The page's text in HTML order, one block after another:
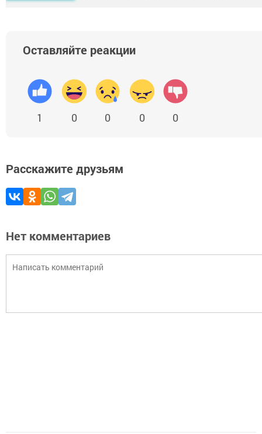
Оставляйте реакции
1 0 0 0 0
Расскажите друзьям
Нет комментариев